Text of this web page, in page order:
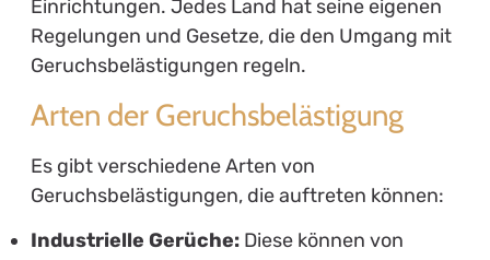
Einrichtungen. Jedes Land hat seine eigenen
Regelungen und Gesetze, die den Umgang mit
Geruchsbelästigungen regeln.
Arten der Geruchsbelästigung
Es gibt verschiedene Arten von
Geruchsbelästigungen, die auftreten können:
Industrielle Gerüche:Diese können von